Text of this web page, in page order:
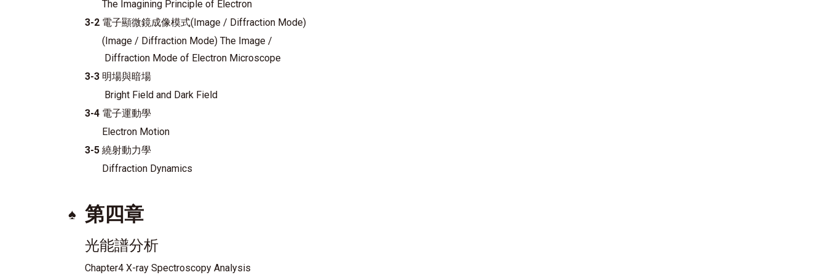
The Imagining Principle of Electron
3-2 電子顯微鏡成像模式(Image / Diffraction Mode)
(Image / Diffraction Mode) The Image /
Diffraction Mode of Electron Microscope
3-3 明場與暗場
Bright Field and Dark Field
3-4 電子運動學
Electron Motion
3-5 繞射動力學
Diffraction Dynamics
♠ 第四章
光能譜分析
Chapter4 X-ray Spectroscopy Analysis